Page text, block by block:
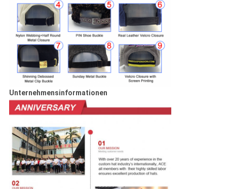
Unternehmensinformationen